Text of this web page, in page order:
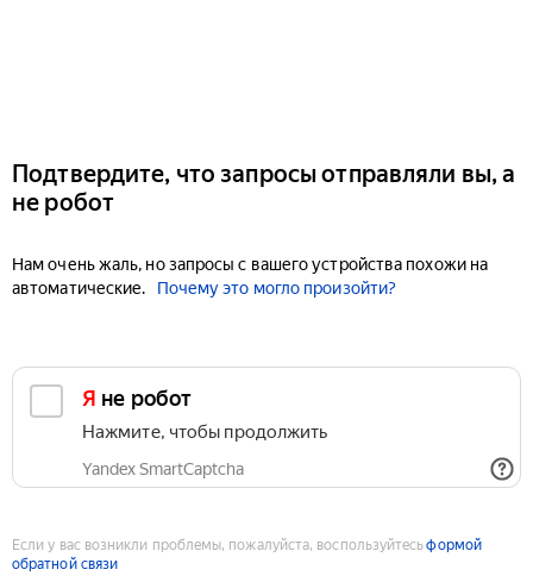
Подтвердите, что запросы отправляли вы, а
не робот
Нам очень жаль, но запросы с вашего устройства похожи на
автоматические.
Почему это могло произойти?
Я не робот
Нажмите, чтобы продолжить
Yandex SmartCaptcha
Если у вас возникли проблемы, пожалуйста, воспользуйтесьформой
обратной связи